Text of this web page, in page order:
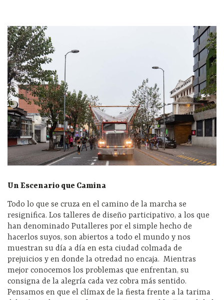
Un Escenario que Camina
Todo lo que se cruza en el camino de la marcha se
resignifica. Los talleres de diseño participativo, a los que
han denominado Putalleres por el simple hecho de
hacerlos suyos, son abiertos a todo el mundo y nos
muestran su día a día en esta ciudad colmada de
prejuicios y en donde la otredad no encaja. Mientras
mejor conocemos los problemas que enfrentan, su
consigna de la alegría cada vez cobra más sentido.
Pensamos en que el clímax de la fiesta frente a la tarima